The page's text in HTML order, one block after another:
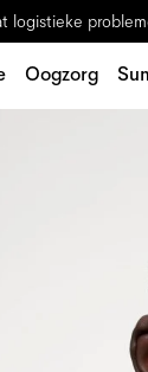
logistieke
Oogzorg